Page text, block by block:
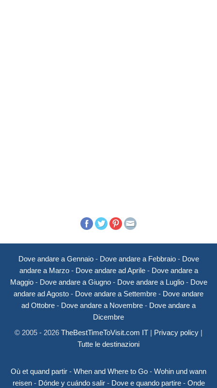
Dove andare a Gennaio- Dove andare a Febbraio- Dove
andare a Marzo- Dove andare ad Aprile- Dove andare a
Maggio- Dove andare a Giugno- Dove andare a Luglio- Dove
andare ad Agosto - Dove andare a Settembre - Dove andare
ad Ottobre - Dove andare a Novembre - Dove andare a
Dicembre
© 2005 - 2026 TheBestTimeToVisit.com IT | Privacy policy |
Tutte le destinazioni
Où et quand partir - When and Where to Go - Wohin und wann
reisen- Dónde y cuándo salir- Dove e quando partire- Onde